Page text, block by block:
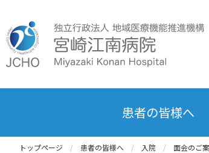
患者の皆様へ
トップページ 患者の皆様へ 入院 面会のご